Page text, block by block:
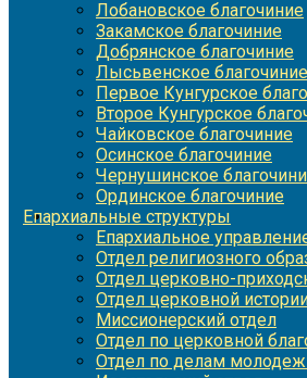
Лобановское благочиние
Закамское благочиние
Добрянское благочиние
Лысьвенское благочиние
Первое Кунгурское
Второе Кунгурское
Чайковское благочиние
Осинское благочиние
Чернушинское
Ординское благочиние
Епархиальные структуры
Епархиальное
Отдел религиозного
Отдел церковно-
Отдел церковной
Миссионерский отдел
Отдел по церковной
Отдел по делам